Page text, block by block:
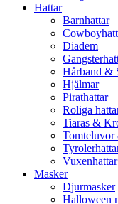
Hattar
Barnhattar
Diadem
Hårband &
Hjälmar
Pirathattar
Roliga
Tiaras &
Tomteluvor
Vuxenhattar
Masker
Djurmasker
Halloween